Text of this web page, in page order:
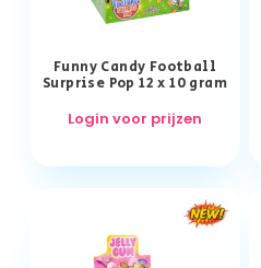
Funny Candy Football
Surprise Pop 12 x 10 gram
Login voor prijzen